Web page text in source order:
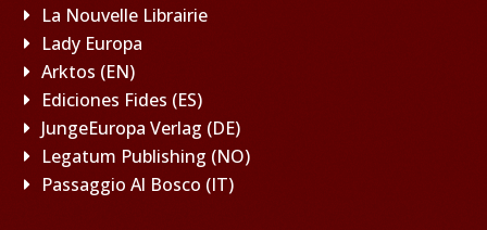
La Nouvelle Librairie
Lady Europa
Arktos (EN)
Ediciones Fides (ES)
JungeEuropa Verlag (DE)
Legatum Publishing (NO)
Passaggio Al Bosco (IT)